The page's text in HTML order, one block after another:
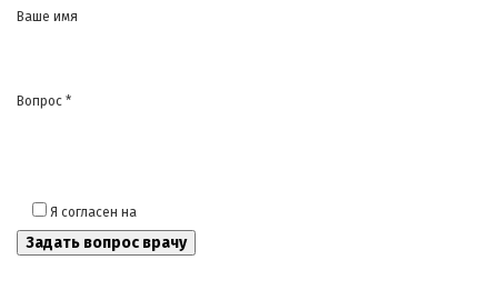
Ваше имя
Вопрос *
Я согласен на